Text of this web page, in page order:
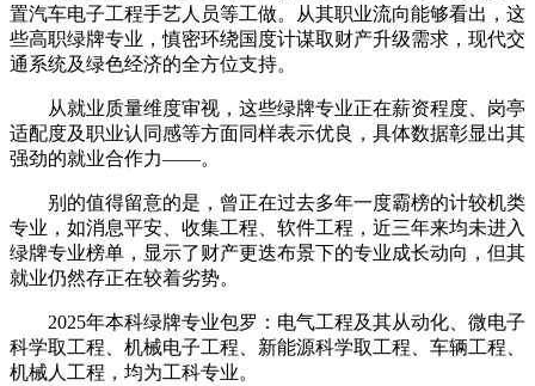
置汽车电子工程手艺人员等工做。从其职业流向能够看出，这
些高职绿牌专业，慎密环绕国度计谋取财产升级需求，现代交
通系统及绿色经济的全方位支持。
从就业质量维度审视，这些绿牌专业正在薪资程度、岗亭
适配度及职业认同感等方面同样表示优良，具体数据彰显出其
强劲的就业合作力——。
别的值得留意的是，曾正在过去多年一度霸榜的计较机类
专业，如消息平安、收集工程、软件工程，近三年来均未进入
绿牌专业榜单，显示了财产更迭布景下的专业成长动向，但其
就业仍然存正在较着劣势。
2025年本科绿牌专业包罗：电气工程及其从动化、微电子
科学取工程、机械电子工程、新能源科学取工程、车辆工程、
机械人工程，均为工科专业。